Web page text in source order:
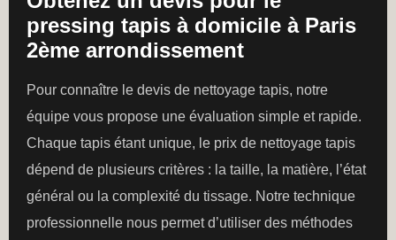
pressing tapis à domicile à Paris
2ème arrondissement
Pour connaître le devis de nettoyage tapis, notre
équipe vous propose une évaluation simple et rapide.
Chaque tapis étant unique, le prix de nettoyage tapis
dépend de plusieurs critères : la taille, la matière, l’état
général ou la complexité du tissage. Notre technique
professionnelle nous permet d’utiliser des méthodes